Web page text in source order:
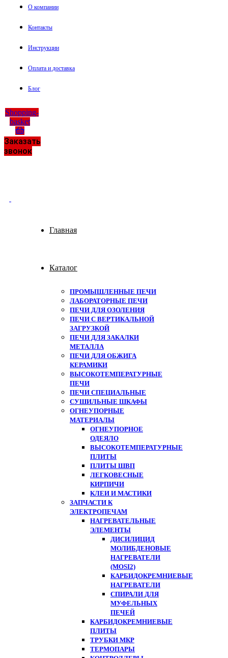
О компании
Контакты
Инструкции
Оплата и доставка
Блог
Shopping-
basket
Заказать
звонок
Главная
Каталог
ПРОМЫШЛЕННЫЕ ПЕЧИ
ЛАБОРАТОРНЫЕ ПЕЧИ
ПЕЧИ ДЛЯ ОЗОЛЕНИЯ
ПЕЧИ С ВЕРТИКАЛЬНОЙ
ЗАГРУЗКОЙ
ПЕЧИ ДЛЯ ЗАКАЛКИ
МЕТАЛЛА
ПЕЧИ ДЛЯ ОБЖИГА
КЕРАМИКИ
ВЫСОКОТЕМПЕРАТУРНЫЕ
ПЕЧИ
ПЕЧИ СПЕЦИАЛЬНЫЕ
СУШИЛЬНЫЕ ШКАФЫ
ОГНЕУПОРНЫЕ
МАТЕРИАЛЫ
ОГНЕУПОРНОЕ
ОДЕЯЛО
ВЫСОКОТЕМПЕРАТУРНЫЕ
ПЛИТЫ
ПЛИТЫ ШВП
ЛЕГКОВЕСНЫЕ
КИРПИЧИ
КЛЕИ И МАСТИКИ
ЗАПЧАСТИ К
ЭЛЕКТРОПЕЧАМ
НАГРЕВАТЕЛЬНЫЕ
ЭЛЕМЕНТЫ
ДИСИЛИЦИД
МОЛИБДЕНОВЫЕ
НАГРЕВАТЕЛИ
(MOSI2)
КАРБИДОКРЕМНИЕВЫЕ
НАГРЕВАТЕЛИ
СПИРАЛИ ДЛЯ
МУФЕЛЬНЫХ
ПЕЧЕЙ
КАРБИДОКРЕМНИЕВЫЕ
ПЛИТЫ
ТРУБКИ МКР
ТЕРМОПАРЫ